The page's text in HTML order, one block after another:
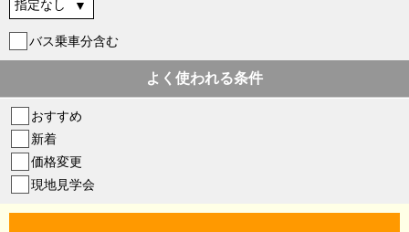
バス乗車分含む
よく使われる条件
おすすめ
新着
価格変更
現地見学会